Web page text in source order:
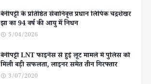
बेनीपट्टी के प्रतिष्ठित सेवानिवृत्त प्रधान लिपिक चंद्रशेखर
झा का 94 वर्ष की आयु में निधन
5/04/2026
बेनीपट्टी LNT फाइनेंस से हुई लूट मामले में पुलिस को
मिली बड़ी सफलता, लाइनर समेत तीन गिरफ्तार
3/07/2020